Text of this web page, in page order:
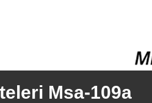
Msa-109a